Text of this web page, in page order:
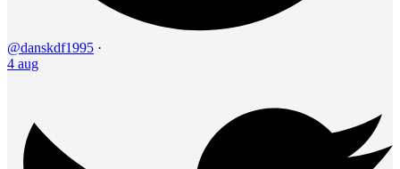
@danskdf1995 ·
4 aug